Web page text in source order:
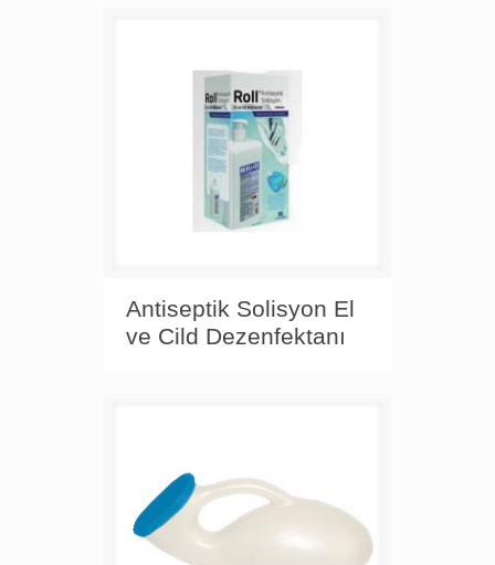
Antiseptik Solisyon El
ve Cild Dezenfektanı